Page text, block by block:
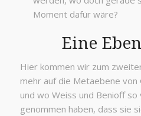
Moment dafür wäre?
Eine
Hier kommen wir zum
mehr auf die Metaebene
und wo Weiss und Benioff so
genommen haben, dass sie